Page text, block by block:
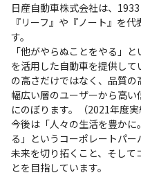
日産自動車株式会社は、
『リーフ』や『ノート』を
す。
「他がやらぬことをやる」
を活用した自動車を提供し
の高さだけではなく、品質の
幅広い層のユーザーから高
にのぼります。（2021年度実
今後は「人々の生活を豊か
る」というコーポレートパ
未来を切り拓くこと、そし
とを目指しています。